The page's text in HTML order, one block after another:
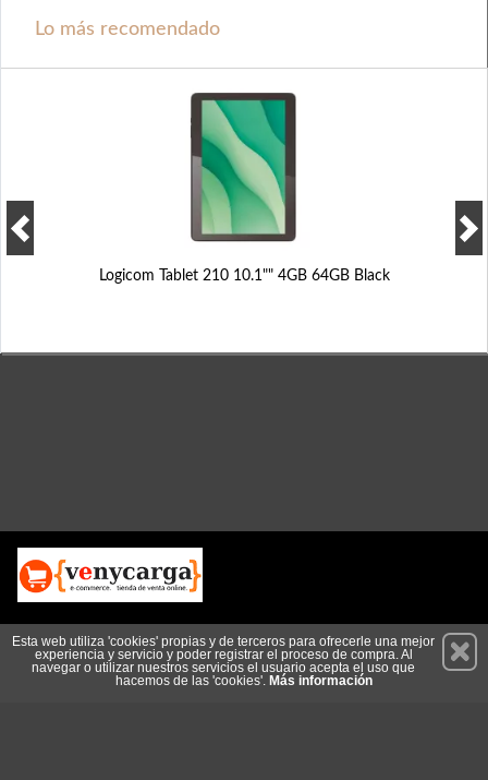
Lo más recomendado
Logicom Tablet 210 10.1"" 4GB 64GB Black
Suscríbete
Esta web utiliza 'cookies' propias y de terceros para ofrecerle una mejor
experiencia y servicio y poder registrar el proceso de compra. Al
navegar o utilizar nuestros servicios el usuario acepta el uso que
hacemos de las 'cookies'. Más información